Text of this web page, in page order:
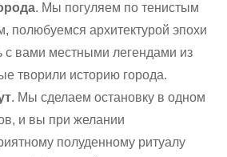
. Мы погуляем по тенистым
полюбуемся архитектурой эпохи
вами местными легендами из
творили историю города.
. Мы сделаем остановку в одном
и вы при желании
полуденному ритуалу